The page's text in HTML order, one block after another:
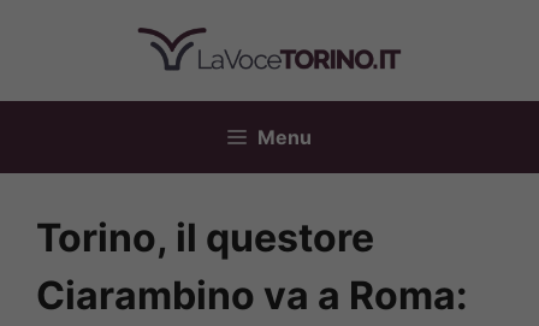
contenuto
Menu
Torino, il questore
Ciarambino va a Roma: